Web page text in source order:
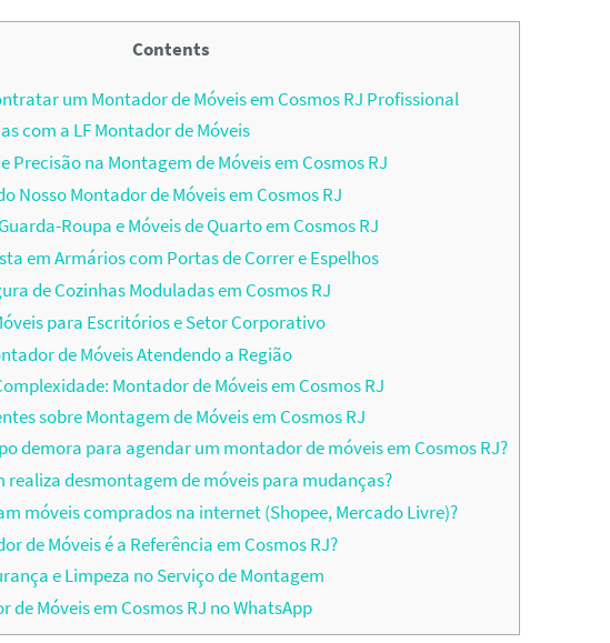
Contents
um Montador de Móveis em Cosmos RJ Profissional
com a LF Montador de Móveis
Precisão na Montagem de Móveis em Cosmos RJ
Nosso Montador de Móveis em Cosmos RJ
Roupa e Móveis de Quarto em Cosmos RJ
em Armários com Portas de Correr e Espelhos
de Cozinhas Moduladas em Cosmos RJ
para Escritórios e Setor Corporativo
de Móveis Atendendo a Região
Montador de Móveis em Cosmos RJ
sobre Montagem de Móveis em Cosmos RJ
demora para agendar um montador de móveis em Cosmos RJ?
realiza desmontagem de móveis para mudanças?
móveis comprados na internet (Shopee, Mercado Livre)?
de Móveis é a Referência em Cosmos RJ?
e Limpeza no Serviço de Montagem
de Móveis em Cosmos RJ no WhatsApp